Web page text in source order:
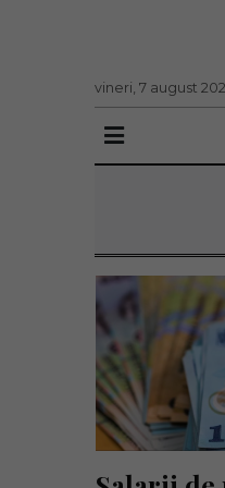
vineri, 7 august